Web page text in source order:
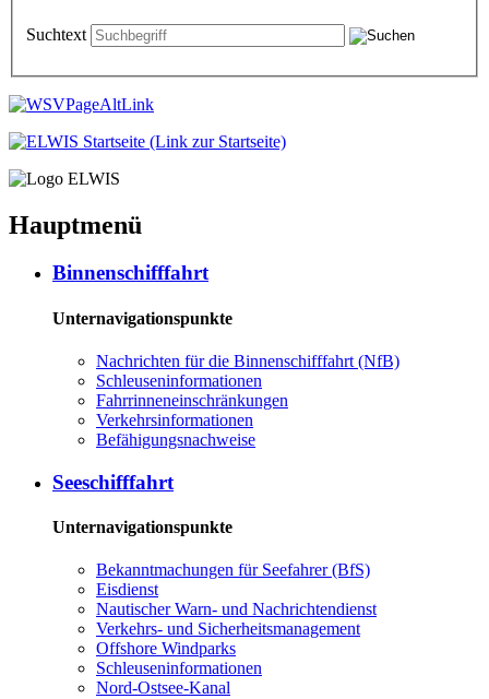
Suchtext
Hauptmenü
Bin­nen­schiff­fahrt
Unternavigationspunkte
Nach­rich­ten für die Bin­nen­schiff­fahrt (NfB)
Schleu­sen­in­for­ma­tio­nen
Fahr­rin­nen­ein­schrän­kun­gen
Ver­kehrs­in­for­ma­tio­nen
Be­fä­hi­gungs­nach­wei­se
See­schiff­fahrt
Unternavigationspunkte
Be­kannt­ma­chun­gen für See­fah­rer (BfS)
Eis­dienst
Nau­ti­scher Warn-​ und Nach­rich­ten­dienst
Ver­kehrs-​ und Si­cher­heits­ma­na­ge­ment
Offs­ho­re Wind­parks
Schleu­sen­in­for­ma­tio­nen
Nord-​Ost­see-​Ka­nal